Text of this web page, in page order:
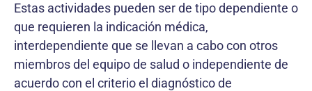
Estas actividades pueden ser de tipo dependiente o
que requieren la indicación médica,
interdependiente que se llevan a cabo con otros
miembros del equipo de salud o independiente de
acuerdo con el criterio el diagnóstico de